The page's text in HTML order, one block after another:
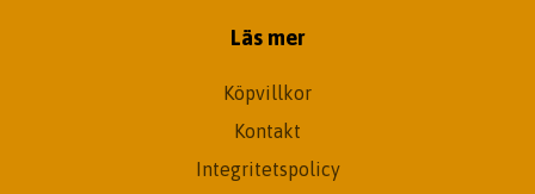
Läs mer
Köpvillkor
Kontakt
Integritetspolicy